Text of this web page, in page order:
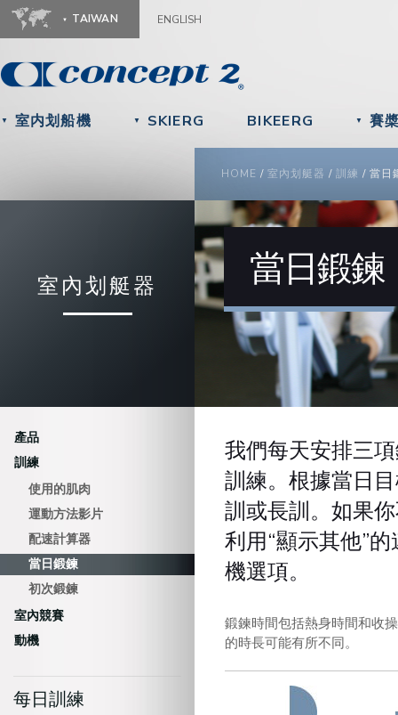
TAIWAN ENGLISH
▼ 室内划船機 ▼ SKIERG BIKEERG ▼ 賽
YOU ARE HERE
HOME / 室內划艇器 / 訓練 / 當日
室內划艇器
產品
訓練
使用的肌肉
運動方法影片
配速計算器
當日鍛鍊
初次鍛鍊
室內競賽
動機
每日訓練
當日鍛鍊
我們每天安排三
訓練。根據當日
訓或長訓。如果
利用“顯示其他”
機選項。
鍛鍊時間包括熱身時間和收
的時長可能有所不同。